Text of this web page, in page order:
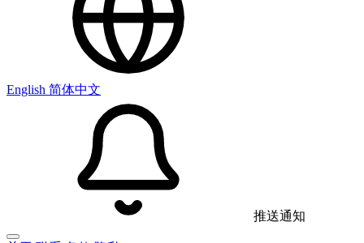
English 简体中文
推送通知